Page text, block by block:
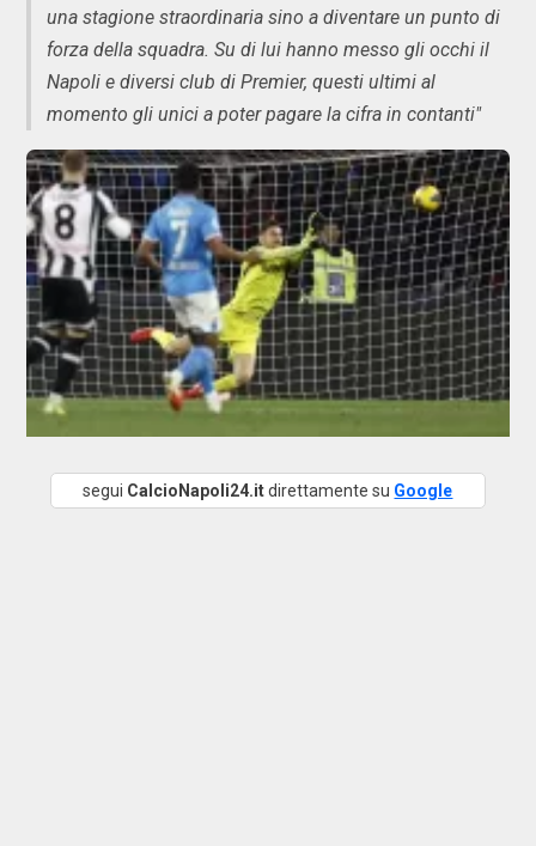
una stagione straordinaria sino a diventare un punto di
forza della squadra. Su di lui hanno messo gli occhi il
Napoli e diversi club di Premier, questi ultimi al
momento gli unici a poter pagare la cifra in contanti"
segui CalcioNapoli24.itdirettamente su Google